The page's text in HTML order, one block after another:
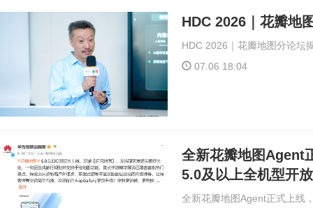
HDC 2026｜花瓣地
HDC 2026｜花瓣地图分论坛
07.06 18:04
全新花瓣地图Agent
5.0及以上全机型开放
全新花瓣地图Agent正式上线